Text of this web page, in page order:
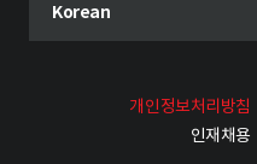
언어 선택 메뉴 열기
현재 선택된 언어
Korean
개인정보처리방침
인재채용